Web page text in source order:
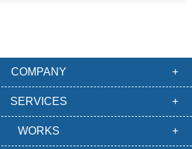
COMPANY
SERVICES
WORKS